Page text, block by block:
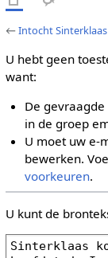
←Intocht Sinterklaas
U hebt geen
want:
De
in de groep
U moet uw e-
bewerken.
voorkeuren.
U kunt de